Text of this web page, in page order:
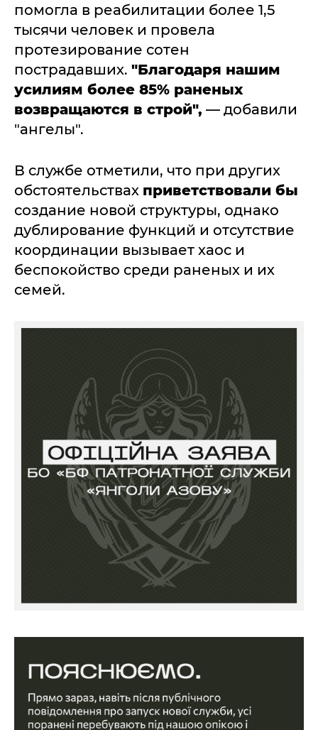
помогла в реабилитации более 1,5
тысячи человек и провела
протезирование сотен
пострадавших. "Благодаря нашим
усилиям более 85% раненых
возвращаются в строй", — добавили
"ангелы".
В службе отметили, что при других
обстоятельствах приветствовали бы
создание новой структуры, однако
дублирование функций и отсутствие
координации вызывает хаос и
беспокойство среди раненых и их
семей.